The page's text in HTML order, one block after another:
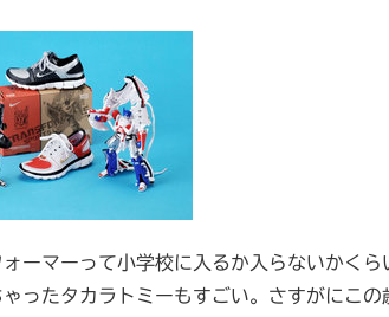
ォーマーって小学校に入るか入らないかく
ゃったタカラトミーもすごい。さすがにこ